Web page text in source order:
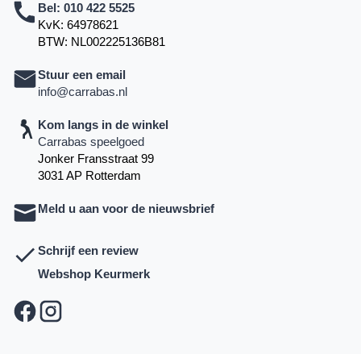
Bel: 010 422 5525
KvK: 64978621
BTW: NL002225136B81
Stuur een email
info@carrabas.nl
Kom langs in de winkel
Carrabas speelgoed
Jonker Fransstraat 99
3031 AP Rotterdam
Meld u aan voor de nieuwsbrief
Schrijf een review
Webshop Keurmerk